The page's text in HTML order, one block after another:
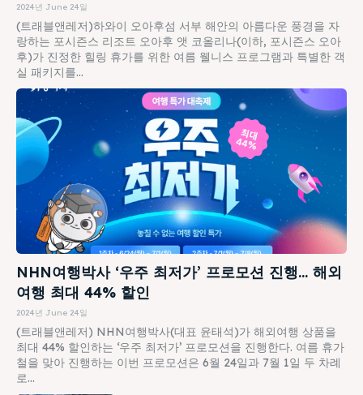
2024년 June 24일
(트래블앤레저)하와이 오아후섬 서부 해안의 아름다운 풍경을 자
랑하는 포시즌스 리조트 오아후 앳 코올리나(이하, 포시즌스 오아
후)가 진정한 힐링 휴가를 위한 여름 웰니스 프로그램과 특별한 객
실 패키지를...
NHN여행박사 ‘우주 최저가’ 프로모션 진행… 해외
여행 최대 44% 할인
2024년 June 24일
(트래블앤레저) NHN여행박사(대표 윤태석)가 해외여행 상품을
최대 44% 할인하는 ‘우주 최저가’ 프로모션을 진행한다. 여름 휴가
철을 맞아 진행하는 이번 프로모션은 6월 24일과 7월 1일 두 차례
로...